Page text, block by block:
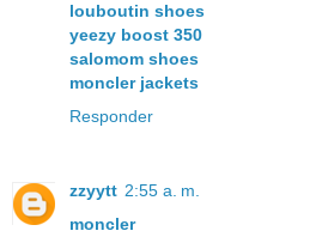
louboutin shoes
yeezy boost 350
salomom shoes
moncler jackets
Responder
zzyytt 2:55 a. m.
moncler